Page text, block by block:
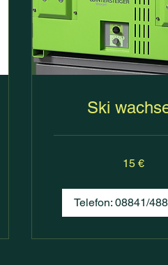
Ski
15 €
Telefon: 08841/